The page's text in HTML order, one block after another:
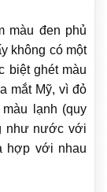
màu đen phủ
không có một
biệt ghét màu
mắt Mỹ, vì đỏ
lạnh (quy
như nước với
hợp với nhau